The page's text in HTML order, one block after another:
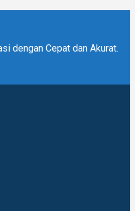
dengan Cepat dan Akurat.